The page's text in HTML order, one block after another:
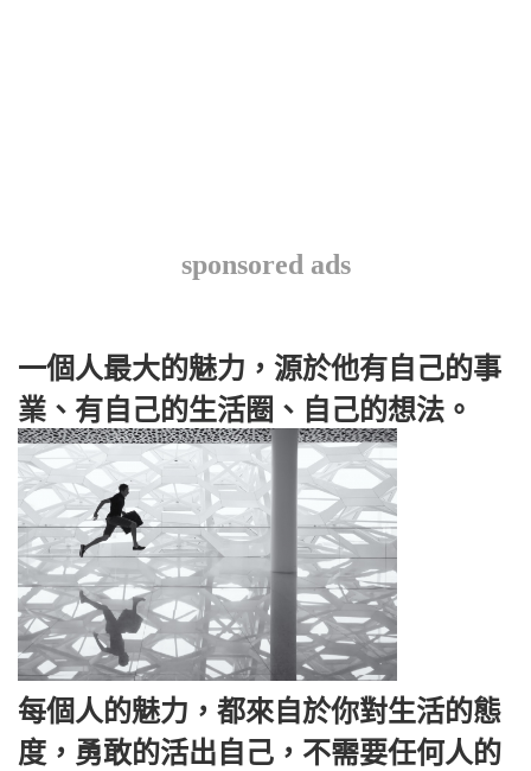
sponsored ads
一個人最大的魅力，源於他有自己的事
業、有自己的生活圈、自己的想法。
每個人的魅力，都來自於你對生活的態
度，勇敢的活出自己，不需要任何人的